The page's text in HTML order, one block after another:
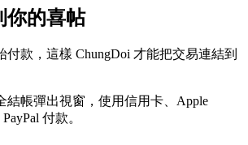
你的喜帖
付款，這樣 ChungDoi 才能把交易連結到
結帳彈出視窗，使用信用卡、Apple
付款。